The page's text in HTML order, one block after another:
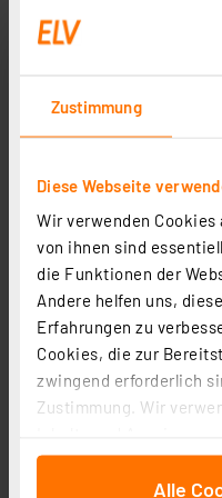
Zustimmung
Diese Webseite
Wir verwenden
von ihnen sind
die Funktionen der
Andere helfen uns,
Erfahrungen zu
Cookies, die zur
zwingend erforderlich
Zustimmung. Wir
für soziale Medien
auf unsere Website zu
Alle
Homematic IP Smart
Zutritt, Keypad und
HmIP-WKP und HmIP-
Artikel-Nr. 255444